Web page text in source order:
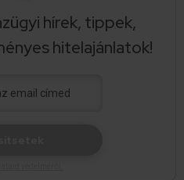
hírek, tippek,
hitelajánlatok!